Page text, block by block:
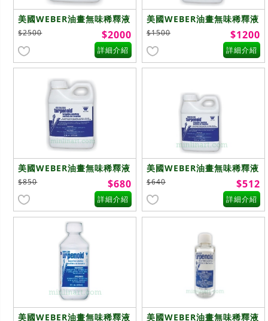
美國WEBER油畫無味稀釋液
3790ml
$2500 $2000
詳細介紹
美國WEBER油畫無味稀釋液
2000ml
$1500 $1200
詳細介紹
美國WEBER油畫無味稀釋液
946ml
$850 $680
詳細介紹
美國WEBER油畫無味稀釋液
473ml
$640 $512
詳細介紹
美國WEBER油畫無味稀釋液 美國WEBER油畫無味稀釋液